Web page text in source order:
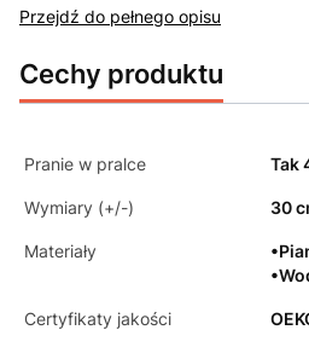
Przejdź do pełnego opisu
Cechy produktu
Pranie w pralce Tak
Wymiary (+/-) 30
Materiały
Certyfikaty jakości